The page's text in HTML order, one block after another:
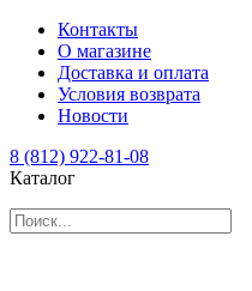
Контакты
О магазине
Доставка и оплата
Условия возврата
Новости
8 (812) 922-81-08
Каталог